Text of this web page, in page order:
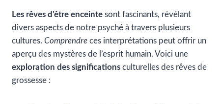
Les rêves d’être enceinte sont fascinants, révélant
divers aspects de notre psyché à travers plusieurs
cultures. Comprendre ces interprétations peut offrir un
aperçu des mystères de l’esprit humain. Voici une
exploration des significations culturelles des rêves de
grossesse :